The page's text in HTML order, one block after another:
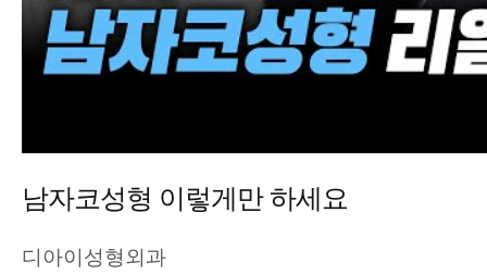
남자코성형 이렇게만 하세요
디아이성형외과